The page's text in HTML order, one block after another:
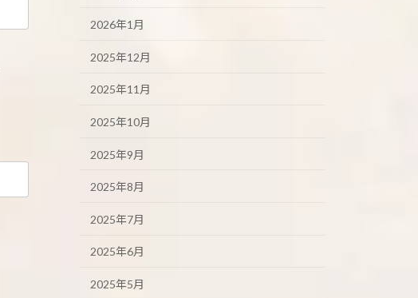
2026年1月
2025年12月
2025年11月
2025年10月
2025年9月
2025年8月
2025年7月
2025年6月
2025年5月